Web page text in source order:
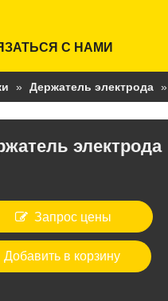
С НАМИ
» Держатель электрода »
электрода
Запрос цены
Добавить в корзину